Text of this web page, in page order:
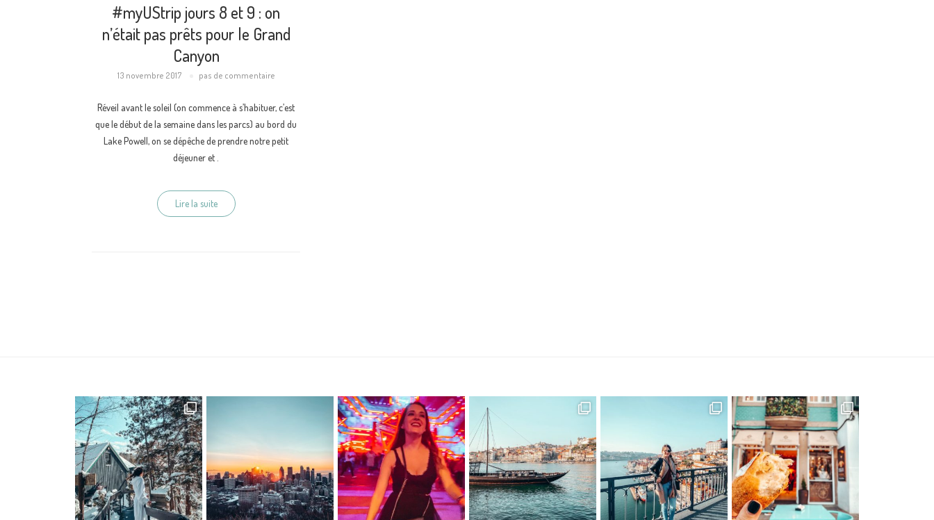
#myUStrip jours 8 et 9 : on
n’était pas prêts pour le Grand
Canyon
13 novembre 2017 pas de commentaire
Réveil avant le soleil (on commence à s’habituer, c’est
que le début de la semaine dans les parcs) au bord du
Lake Powell, on se dépêche de prendre notre petit
déjeuner et .
Lire la suite